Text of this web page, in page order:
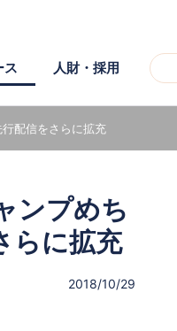
配信をさらに拡充
ンプめち
らに拡充
2018/10/29
ス 人財・採用